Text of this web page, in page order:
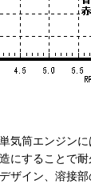
気筒エンジンに
にすることで耐
ザイン、溶接